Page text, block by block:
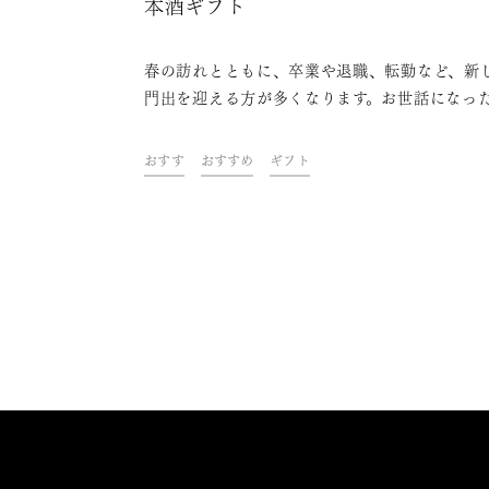
本酒ギフト
春の訪れとともに、卒業や退職、転勤など、新
門出を迎える方が多くなります。お世話になっ
たプレゼントを贈りませんか。今回は、贈る相
合わせて選ぶ日本酒ギフトをご紹介します。
おすす おすすめ ギフト